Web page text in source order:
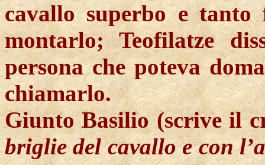
cavallo superbo e tanto
montarlo; Teofilatze
persona che poteva
chiamarlo.
Giunto Basilio (scrive il
briglie del cavallo e con